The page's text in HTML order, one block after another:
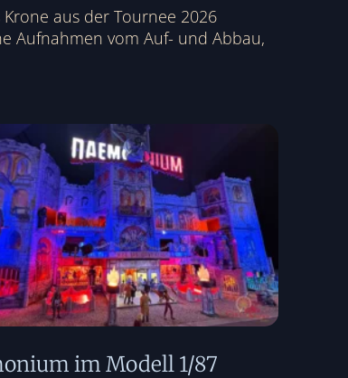
aus der Tournee 2026
Aufnahmen vom Auf- und Abbau,
im Modell 1/87